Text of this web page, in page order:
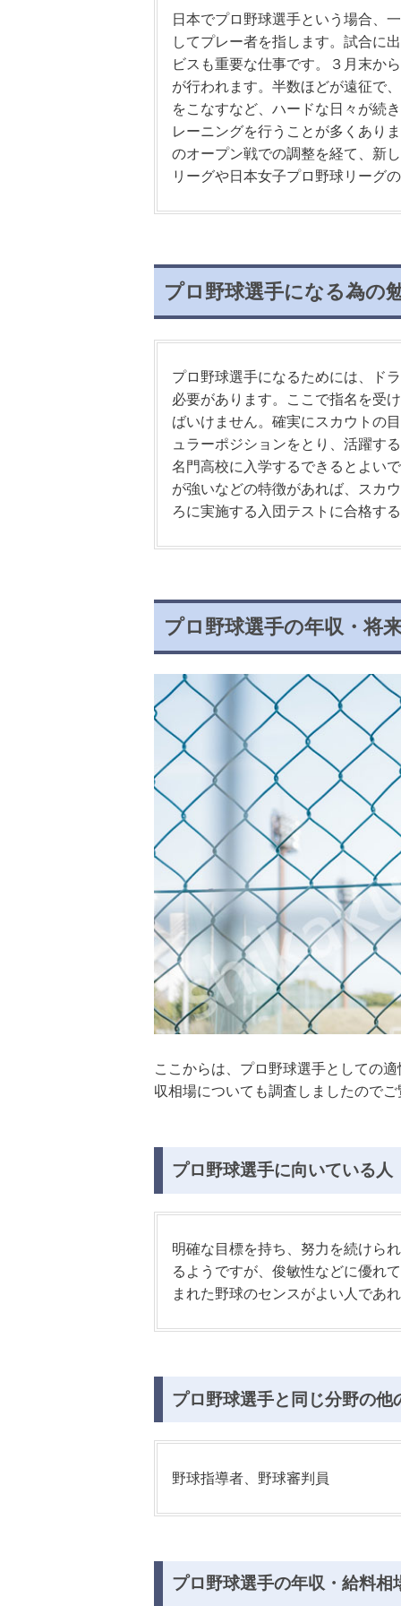
日本でプロ野球選手という場合、
してプレー者を指します。試合に
ビスも重要な仕事です。３月末か
が行われます。半数ほどが遠征で
をこなすなど、ハードな日々が続
レーニングを行うことが多くあり
のオープン戦での調整を経て、新
リーグや日本女子プロ野球リーグ
プロ野球選手になる為の
プロ野球選手になるためには、ド
必要があります。ここで指名を受
ばいけません。確実にスカウトの
ュラーポジションをとり、活躍す
名門高校に入学するできるとよい
が強いなどの特徴があれば、スカ
ろに実施する入団テストに合格す
プロ野球選手の年収・将
ここからは、プロ野球選手としての
収相場についても調査しましたので
プロ野球選手に向いている人
明確な目標を持ち、努力を続けら
るようですが、俊敏性などに優れ
まれた野球のセンスがよい人であ
プロ野球選手と同じ分野の他
野球指導者、野球審判員
プロ野球選手の年収・給料相